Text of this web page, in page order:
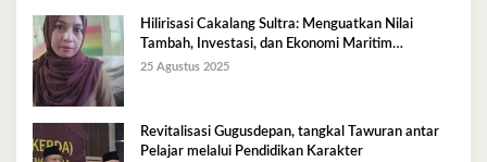
Hilirisasi Cakalang Sultra: Menguatkan Nilai
Tambah, Investasi, dan Ekonomi Maritim
Berkelanjutan
25 Agustus 2025
Revitalisasi Gugusdepan, tangkal Tawuran antar
Pelajar melalui Pendidikan Karakter